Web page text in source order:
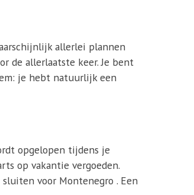
allerlei plannen
de allerlaatste keer. Je bent
je hebt natuurlijk een
opgelopen tijdens je
op vakantie vergoeden.
voor Montenegro . Een